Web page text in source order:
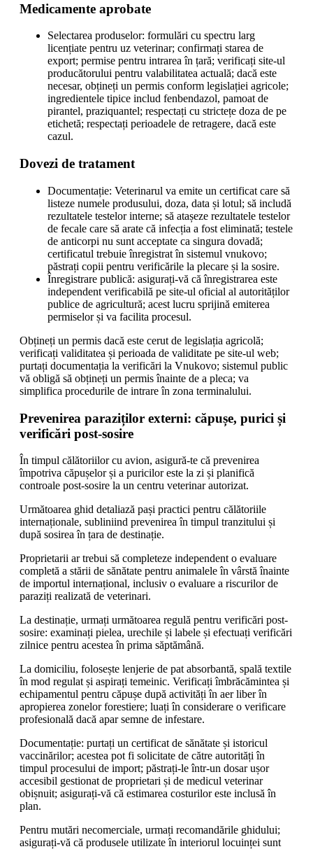
Medicamente aprobate
Selectarea produselor: formulări cu spectru larg
licențiate pentru uz veterinar; confirmați starea de
export; permise pentru intrarea în țară; verificați site-ul
producătorului pentru valabilitatea actuală; dacă este
necesar, obțineți un permis conform legislației agricole;
ingredientele tipice includ fenbendazol, pamoat de
pirantel, praziquantel; respectați cu strictețe doza de pe
etichetă; respectați perioadele de retragere, dacă este
cazul.
Dovezi de tratament
Documentație: Veterinarul va emite un certificat care să
listeze numele produsului, doza, data și lotul; să includă
rezultatele testelor interne; să atașeze rezultatele testelor
de fecale care să arate că infecția a fost eliminată; testele
de anticorpi nu sunt acceptate ca singura dovadă;
certificatul trebuie înregistrat în sistemul vnukovo;
păstrați copii pentru verificările la plecare și la sosire.
Înregistrare publică: asigurați-vă că înregistrarea este
independent verificabilă pe site-ul oficial al autorităților
publice de agricultură; acest lucru sprijină emiterea
permiselor și va facilita procesul.
Obțineți un permis dacă este cerut de legislația agricolă;
verificați validitatea și perioada de validitate pe site-ul web;
purtați documentația la verificări la Vnukovo; sistemul public
vă obligă să obțineți un permis înainte de a pleca; va
simplifica procedurile de intrare în zona terminalului.
Prevenirea paraziților externi: căpușe, purici și
verificări post-sosire
În timpul călătoriilor cu avion, asigură-te că prevenirea
împotriva căpușelor și a puricilor este la zi și planifică
controale post-sosire la un centru veterinar autorizat.
Următoarea ghid detaliază pași practici pentru călătoriile
internaționale, subliniind prevenirea în timpul tranzitului și
după sosirea în țara de destinație.
Proprietarii ar trebui să completeze independent o evaluare
completă a stării de sănătate pentru animalele în vârstă înainte
de importul internațional, inclusiv o evaluare a riscurilor de
paraziți realizată de veterinari.
La destinație, urmați următoarea regulă pentru verificări post-
sosire: examinați pielea, urechile și labele și efectuați verificări
zilnice pentru acestea în prima săptămână.
La domiciliu, folosește lenjerie de pat absorbantă, spală textile
în mod regulat și aspirați temeinic. Verificați îmbrăcămintea și
echipamentul pentru căpușe după activități în aer liber în
apropierea zonelor forestiere; luați în considerare o verificare
profesională dacă apar semne de infestare.
Documentație: purtați un certificat de sănătate și istoricul
vaccinărilor; acestea pot fi solicitate de către autorități în
timpul procesului de import; păstrați-le într-un dosar ușor
accesibil gestionat de proprietari și de medicul veterinar
obișnuit; asigurați-vă că estimarea costurilor este inclusă în
plan.
Pentru mutări necomerciale, urmați recomandările ghidului;
asigurați-vă că produsele utilizate în interiorul locuinței sunt